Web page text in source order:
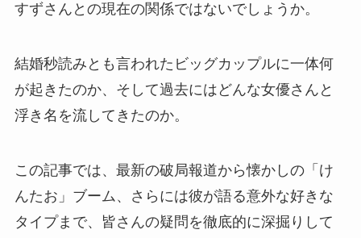
すずさんとの現在の関係ではないでしょうか。
結婚秒読みとも言われたビッグカップルに一体何
が起きたのか、そして過去にはどんな女優さんと
浮き名を流してきたのか。
この記事では、最新の破局報道から懐かしの「け
んたお」ブーム、さらには彼が語る意外な好きな
タイプまで、皆さんの疑問を徹底的に深掘りして